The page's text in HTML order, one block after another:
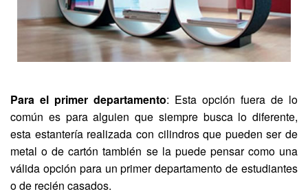
Para el primer departamento: Esta opción fuera de lo
común es para alguien que siempre busca lo diferente,
esta estantería realizada con cilindros que pueden ser de
metal o de cartón también se la puede pensar como una
válida opción para un primer departamento de estudiantes
o de recién casados.